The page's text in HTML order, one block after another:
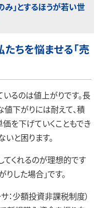
み」とするほうが若い世
ちを悩ませる「売
るのは値上がりです。長
下がりには耐えて、積
を下げていくこともでき
いと困ります。
てくれるのが理想的です
した場合」です。
：少額投資非課税制度）